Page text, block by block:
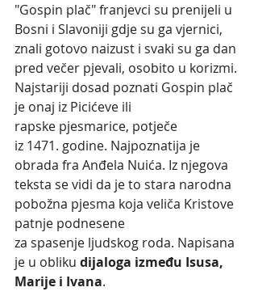
"Gospin plač" franjevci su prenijeli u
Bosni i Slavoniji gdje su ga vjernici,
znali gotovo naizust i svaki su ga dan
pred večer pjevali, osobito u korizmi.
Najstariji dosad poznati Gospin plač
je onaj iz Picićeve ili
rapske pjesmarice, potječe
iz 1471. godine. Najpoznatija je
obrada fra Anđela Nuića. Iz njegova
teksta se vidi da je to stara narodna
pobožna pjesma koja veliča Kristove
patnje podnesene
za spasenje ljudskog roda. Napisana
je u obliku dijaloga između Isusa,
Marije i Ivana.